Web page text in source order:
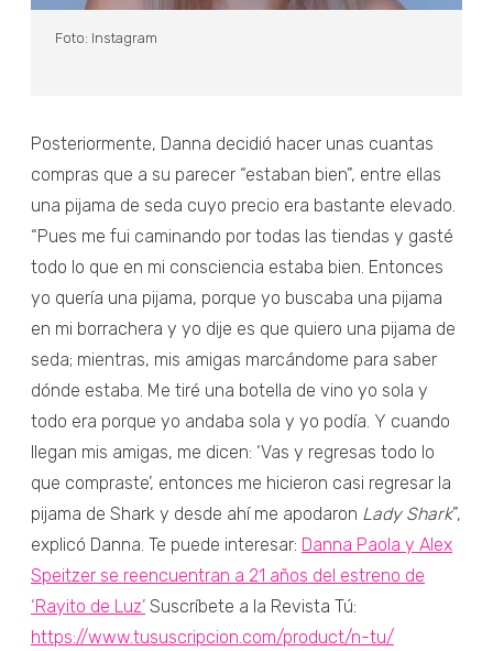
Foto: Instagram
Posteriormente, Danna decidió hacer unas cuantas
compras que a su parecer “estaban bien”, entre ellas
una pijama de seda cuyo precio era bastante elevado.
“Pues me fui caminando por todas las tiendas y gasté
todo lo que en mi consciencia estaba bien. Entonces
yo quería una pijama, porque yo buscaba una pijama
en mi borrachera y yo dije es que quiero una pijama de
seda; mientras, mis amigas marcándome para saber
dónde estaba. Me tiré una botella de vino yo sola y
todo era porque yo andaba sola y yo podía. Y cuando
llegan mis amigas, me dicen: ‘Vas y regresas todo lo
que compraste’, entonces me hicieron casi regresar la
pijama de Shark y desde ahí me apodaron Lady Shark”,
explicó Danna. Te puede interesar: Danna Paola y Alex
Speitzer se reencuentran a 21 años del estreno de
‘Rayito de Luz’ Suscríbete a la Revista Tú:
https://www.tususcripcion.com/product/n-tu/